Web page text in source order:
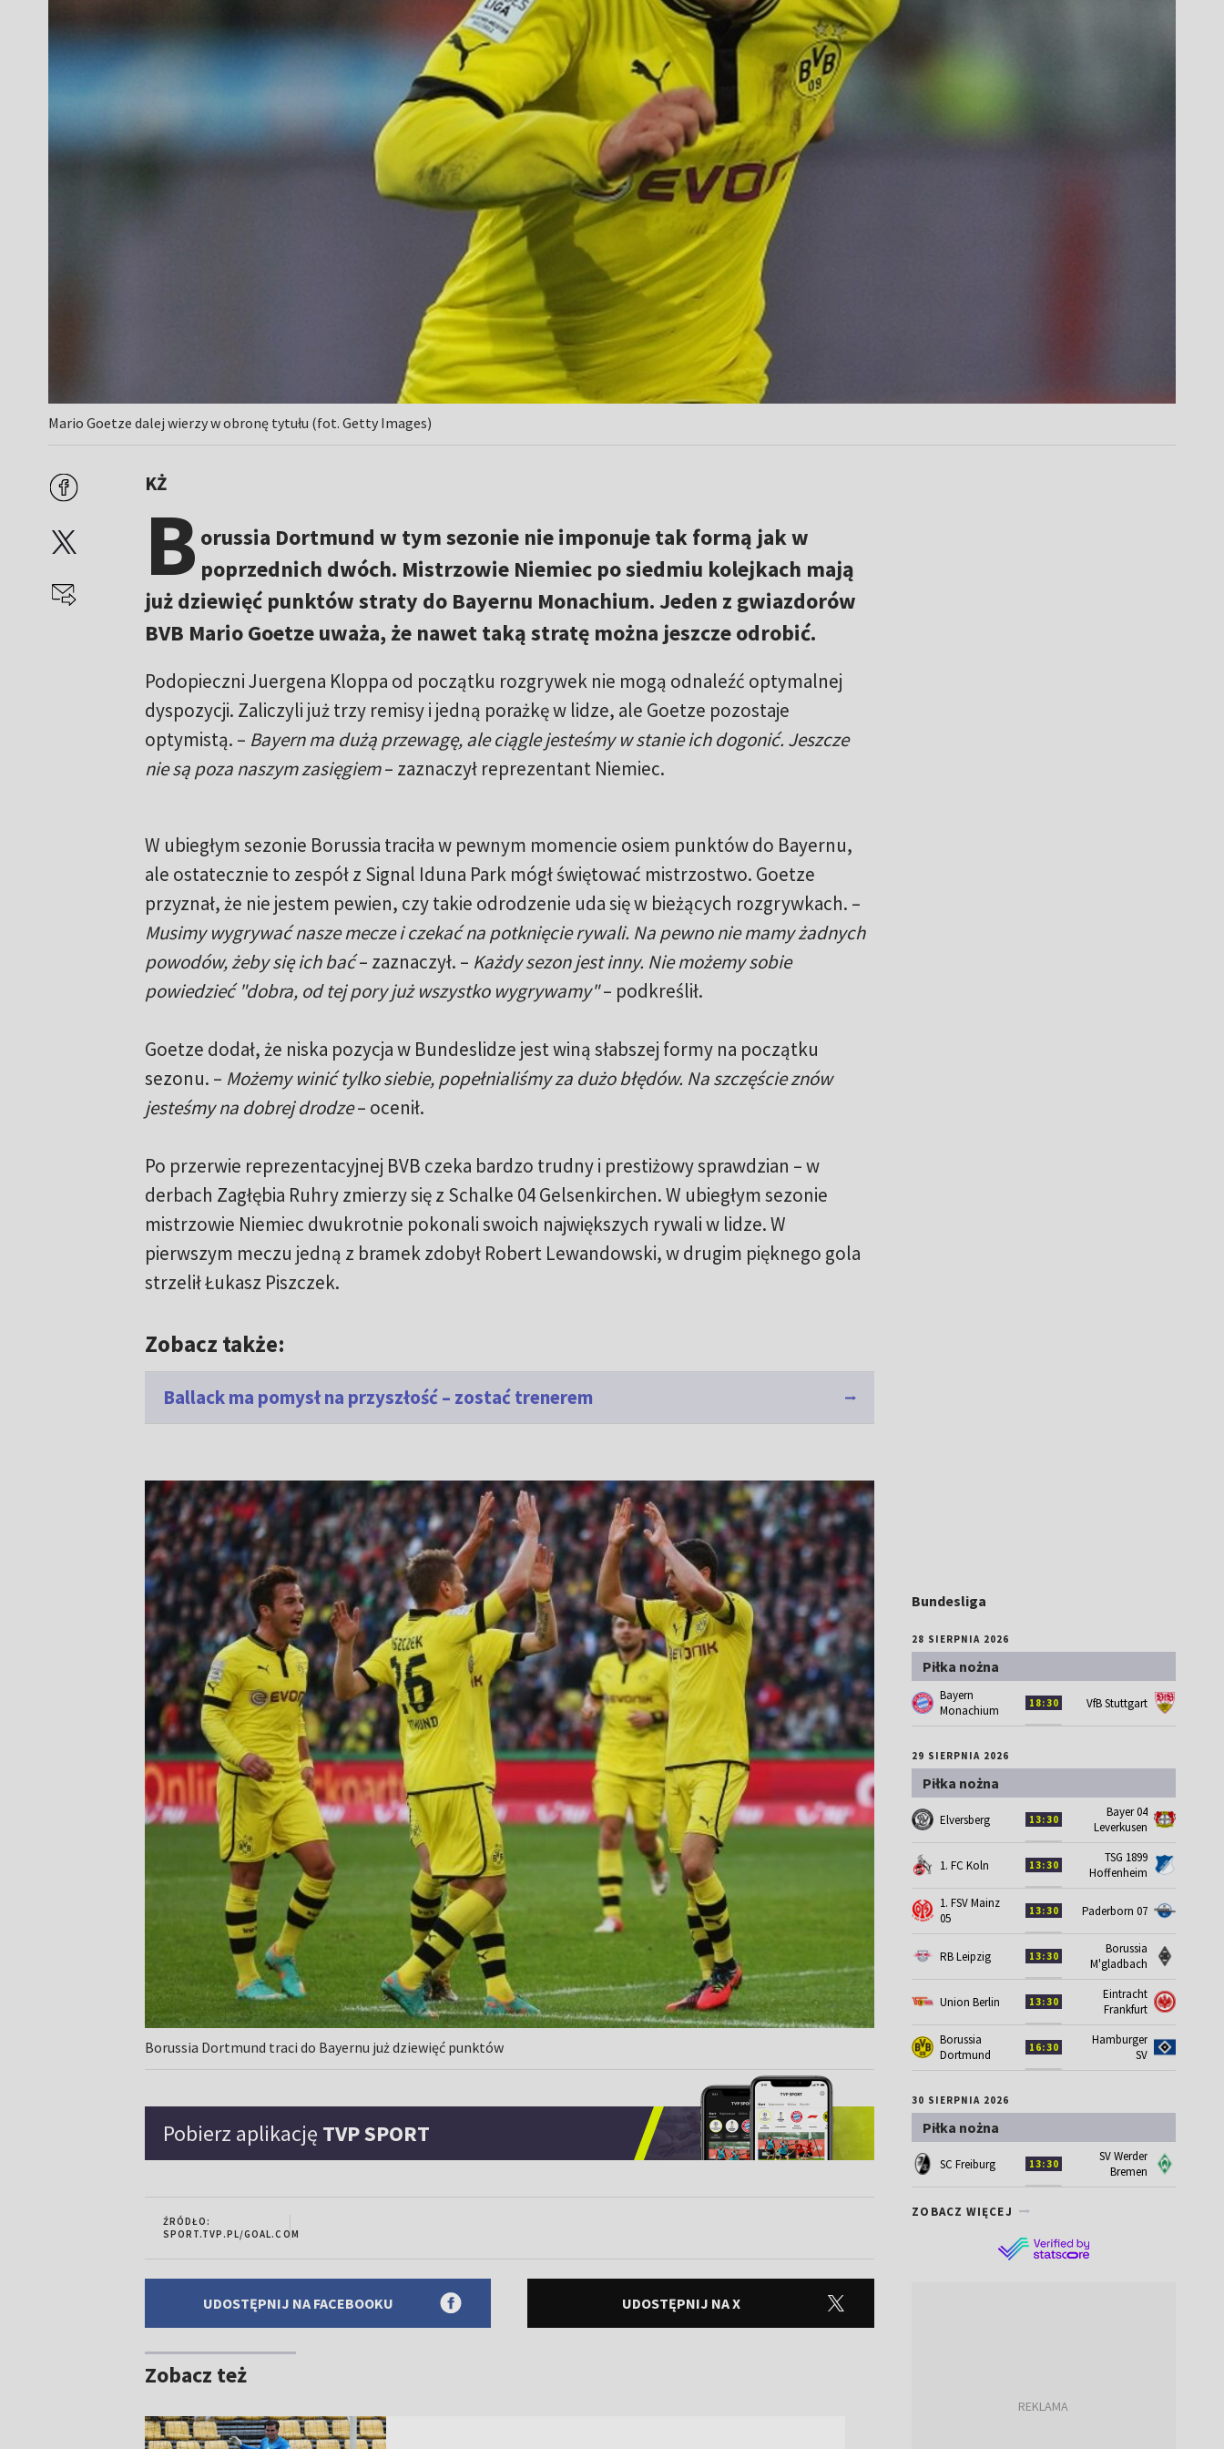
Mario Goetze dalej wierzy w obronę tytułu (fot. Getty Images)
KŻ
B orussia Dortmund w tym sezonie nie imponuje tak formą jak w
poprzednich dwóch. Mistrzowie Niemiec po siedmiu kolejkach mają
już dziewięć punktów straty do Bayernu Monachium. Jeden z gwiazdorów
BVB Mario Goetze uważa, że nawet taką stratę można jeszcze odrobić.
Podopieczni Juergena Kloppa od początku rozgrywek nie mogą odnaleźć optymalnej
dyspozycji. Zaliczyli już trzy remisy i jedną porażkę w lidze, ale Goetze pozostaje
optymistą. – Bayern ma dużą przewagę, ale ciągle jesteśmy w stanie ich dogonić. Jeszcze
nie są poza naszym zasięgiem– zaznaczył reprezentant Niemiec.
W ubiegłym sezonie Borussia traciła w pewnym momencie osiem punktów do Bayernu,
ale ostatecznie to zespół z Signal Iduna Park mógł świętować mistrzostwo. Goetze
przyznał, że nie jestem pewien, czy takie odrodzenie uda się w bieżących rozgrywkach. –
Musimy wygrywać nasze mecze i czekać na potknięcie rywali. Na pewno nie mamy żadnych
powodów, żeby się ich bać– zaznaczył. – Każdy sezon jest inny. Nie możemy sobie
powiedzieć "dobra, od tej pory już wszystko wygrywamy"– podkreślił.
Goetze dodał, że niska pozycja w Bundeslidze jest winą słabszej formy na początku
sezonu. – Możemy winić tylko siebie, popełnialiśmy za dużo błędów. Na szczęście znów
jesteśmy na dobrej drodze– ocenił.
Po przerwie reprezentacyjnej BVB czeka bardzo trudny i prestiżowy sprawdzian – w
derbach Zagłębia Ruhry zmierzy się z Schalke 04 Gelsenkirchen. W ubiegłym sezonie
mistrzowie Niemiec dwukrotnie pokonali swoich największych rywali w lidze. W
pierwszym meczu jedną z bramek zdobył Robert Lewandowski, w drugim pięknego gola
strzelił Łukasz Piszczek.
Zobacz także:
Ballack ma pomysł na przyszłość – zostać trenerem
Borussia Dortmund traci do Bayernu już dziewięć punktów
Pobierz aplikację TVP SPORT
ŹRÓDŁO:
SPORT.TVP.PL/GOAL.COM
UDOSTĘPNIJ NA FACEBOOKU UDOSTĘPNIJ NA X
Zobacz też
Bundesliga
28 SIERPNIA 2026
Piłka nożna
Bayern
Monachium
18:30 VfB Stuttgart
29 SIERPNIA 2026
Piłka nożna
Elversberg 13:30
Bayer 04
Leverkusen
1. FC Koln 13:30
TSG 1899
Hoffenheim
1. FSV Mainz
05
13:30 Paderborn 07
RB Leipzig 13:30
Borussia
M'gladbach
Union Berlin 13:30
Eintracht
Frankfurt
Borussia
Dortmund
16:30
Hamburger
SV
30 SIERPNIA 2026
Piłka nożna
SC Freiburg 13:30
SV Werder
Bremen
ZOBACZ WIĘCEJ